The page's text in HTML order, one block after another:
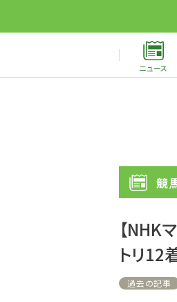
ニュース
競
【NHK
トリ12
過去の記事